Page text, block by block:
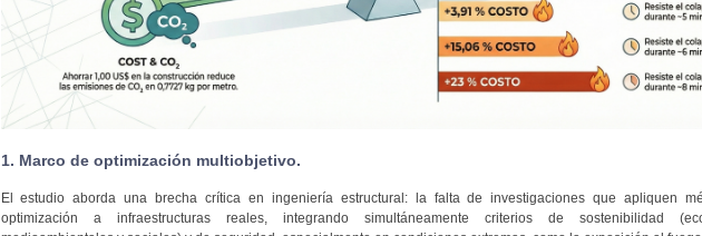
1. Marco de optimización multiobjetivo.
El estudio aborda una brecha crítica en ingeniería estructural: la falta de investigaciones que apliquen
optimización a infraestructuras reales, integrando simultáneamente criterios de sostenibilidad